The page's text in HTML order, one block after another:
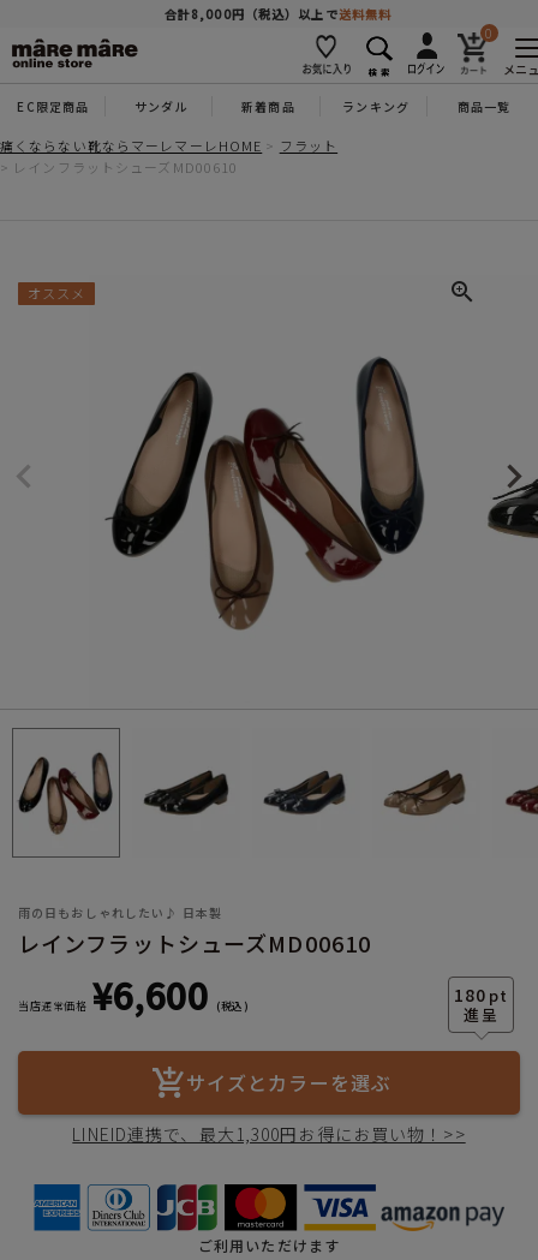
合計8,000円（税込）以上で送料無料
0
メニ
EC限定商品 サンダル 新着商品 ランキング 商品一覧
痛くならない靴ならマーレマーレHOME
フラット
レインフラットシューズMD00610
オススメ
雨の日もおしゃれしたい♪ 日本製
レインフラットシューズMD00610
180 pt
当店通常価格 ¥6,600 税込
サイズとカラーを選ぶ
LINEID連携で、最大1,300円お得にお買い物！>>
ご利用いただけます
商品を探す
人気ワード #コンフォート #パンプス #スニーカー
カテゴリー
サイズ
ヒールの高さ
絞り込んで検索する